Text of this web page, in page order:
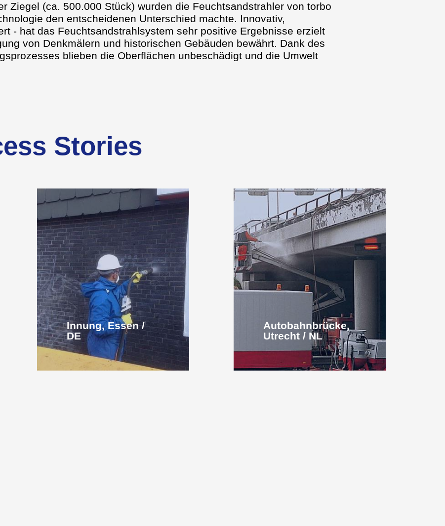
Ziegel (ca. 500.000 Stück) wurden die Feuchtsandstrahler von torbo
den entscheidenen Unterschied machte. Innovativ,
- hat das Feuchtsandstrahlsystem sehr positive Ergebnisse erzielt
von Denkmälern und historischen Gebäuden bewährt. Dank des
blieben die Oberflächen unbeschädigt und die Umwelt
Stories
Innung, Essen /
DE
Autobahnbrücke,
Utrecht / NL